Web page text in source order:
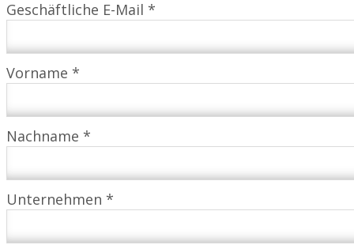
Geschäftliche E-Mail *
Vorname *
Nachname *
Unternehmen *